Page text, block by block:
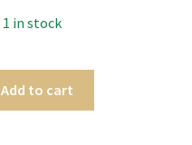
1 in stock
Add to cart